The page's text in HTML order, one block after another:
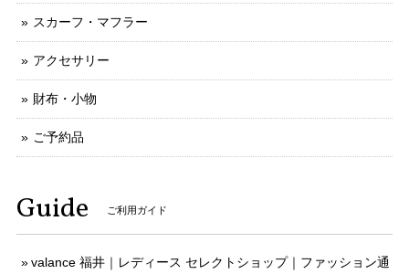
スカーフ・マフラー
アクセサリー
財布・小物
ご予約品
Guide ご利用ガイド
valance 福井｜レディース セレクトショップ｜ファッション通